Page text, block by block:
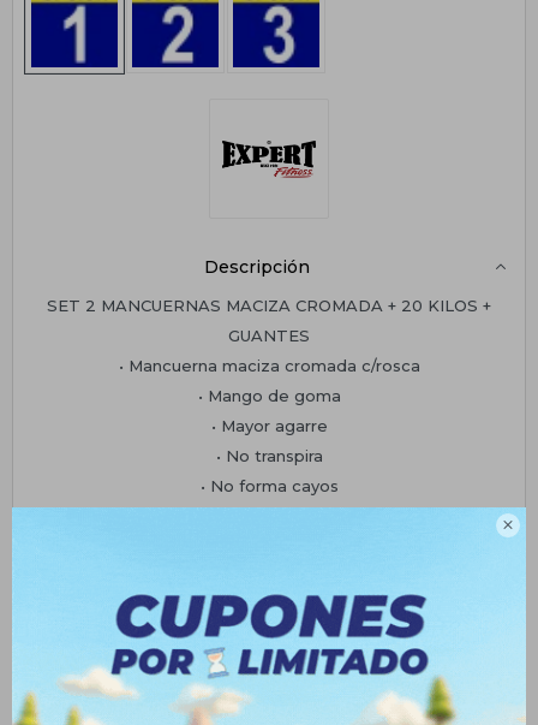

Descripción
SET 2 MANCUERNAS MACIZA CROMADA + 20 KILOS +
GUANTES
• Mancuerna maciza cromada c/rosca
• Mango de goma
• Mayor agarre
• No transpira
• No forma cayos
Planes de cuotas
Envíos
Medios de pago